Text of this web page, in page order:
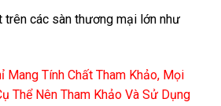
trên các sàn thương mại lớn như
Mang Tính Chất Tham Khảo, Mọi
Thể Nên Tham Khảo Và Sử Dụng